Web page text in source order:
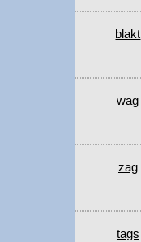
blakt
wag
zag
tags